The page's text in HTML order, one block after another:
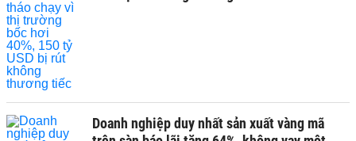
Doanh nghiệp duy nhất sản xuất vàng mã